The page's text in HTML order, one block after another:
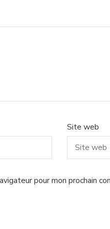
Site web
pour mon prochain